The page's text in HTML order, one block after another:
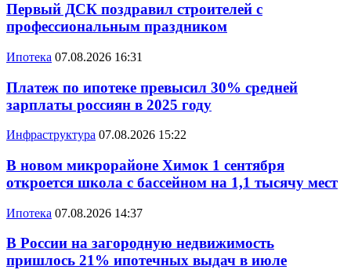
Первый ДСК поздравил строителей с
профессиональным праздником
Ипотека 07.08.2026 16:31
Платеж по ипотеке превысил 30% средней
зарплаты россиян в 2025 году
Инфраструктура 07.08.2026 15:22
В новом микрорайоне Химок 1 сентября
откроется школа с бассейном на 1,1 тысячу мест
Ипотека 07.08.2026 14:37
В России на загородную недвижимость
пришлось 21% ипотечных выдач в июле